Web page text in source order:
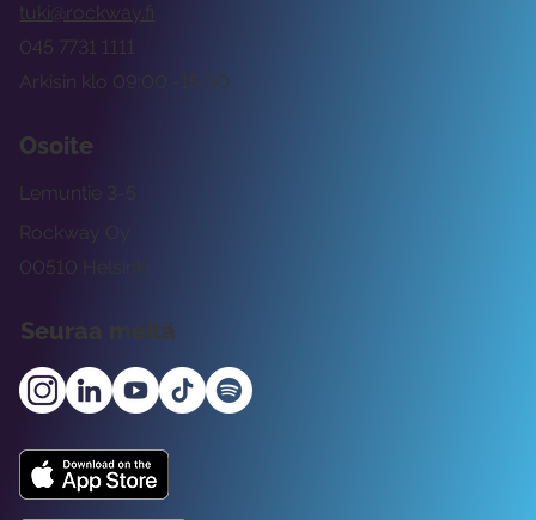
tuki@rockway.fi
Arkisin klo 09:00 -15:00
045 7731 1111
Osoite
Rockway Oy
Lemuntie 3-5
00510 Helsinki
Seuraa meitä